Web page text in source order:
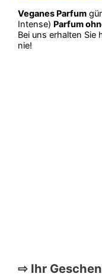
Veganes Parfum
Intense) Parfum
Bei uns erhalten
nie!
⇨ Ihr